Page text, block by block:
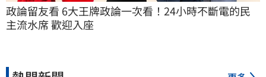
政論留友看 6大王牌政論一次看！24小時不斷電的民
主流水席 歡迎入座